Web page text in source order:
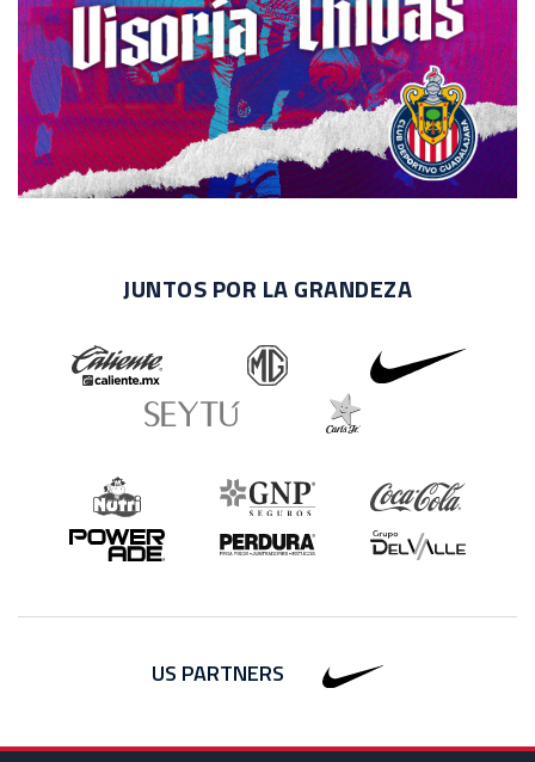
JUNTOS POR LA GRANDEZA
US PARTNERS